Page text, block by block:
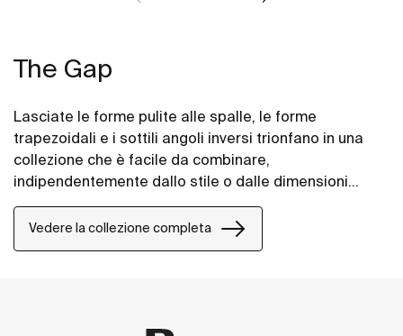
The Gap
Lasciate le forme pulite alle spalle, le forme
trapezoidali e i sottili angoli inversi trionfano in una
collezione che è facile da combinare,
indipendentemente dallo stile o dalle dimensioni
Vedere la collezione completa